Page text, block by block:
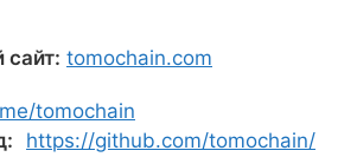
tomochain.com
tomochain
https://github.com/tomochain/